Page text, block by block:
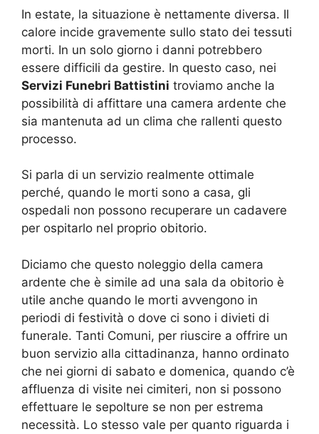
In estate, la situazione è nettamente diversa. Il
calore incide gravemente sullo stato dei tessuti
morti. In un solo giorno i danni potrebbero
essere difficili da gestire. In questo caso, nei
Servizi Funebri Battistini troviamo anche la
possibilità di affittare una camera ardente che
sia mantenuta ad un clima che rallenti questo
processo.
Si parla di un servizio realmente ottimale
perché, quando le morti sono a casa, gli
ospedali non possono recuperare un cadavere
per ospitarlo nel proprio obitorio.
Diciamo che questo noleggio della camera
ardente che è simile ad una sala da obitorio è
utile anche quando le morti avvengono in
periodi di festività o dove ci sono i divieti di
funerale. Tanti Comuni, per riuscire a offrire un
buon servizio alla cittadinanza, hanno ordinato
che nei giorni di sabato e domenica, quando c’è
affluenza di visite nei cimiteri, non si possono
effettuare le sepolture se non per estrema
necessità. Lo stesso vale per quanto riguarda i